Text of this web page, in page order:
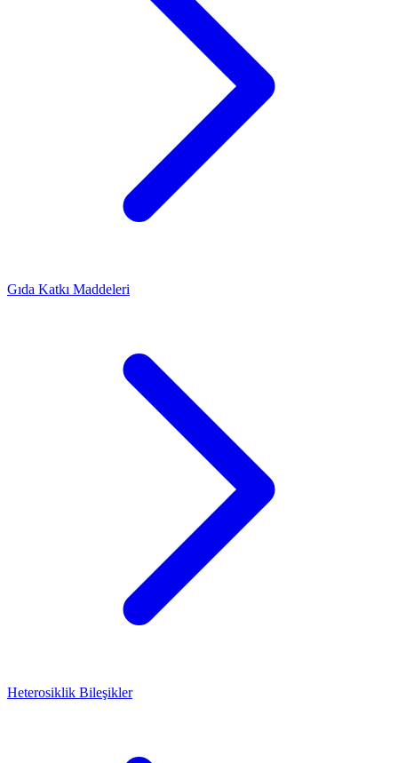
Gıda Katkı Maddeleri
Heterosiklik Bileşikler